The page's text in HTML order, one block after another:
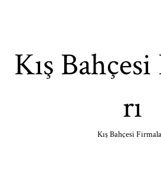
Kış
rı
Kış Bahçesi